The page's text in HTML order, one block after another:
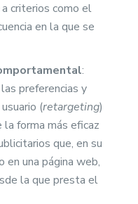
criterios como el
en la que se
:
preferencias y
(retargeting)
forma más eficaz
que, en su
en una página web,
la que presta el